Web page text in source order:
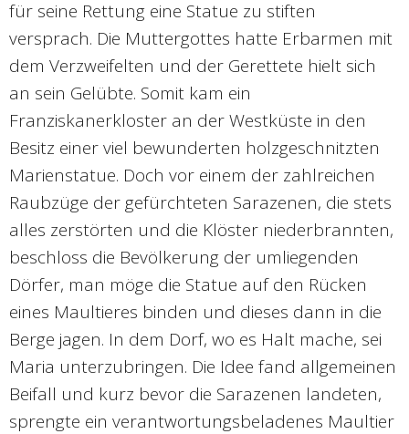
für seine Rettung eine Statue zu stiften
versprach. Die Muttergottes hatte Erbarmen mit
dem Verzweifelten und der Gerettete hielt sich
an sein Gelübte. Somit kam ein
Franziskanerkloster an der Westküste in den
Besitz einer viel bewunderten holzgeschnitzten
Marienstatue. Doch vor einem der zahlreichen
Raubzüge der gefürchteten Sarazenen, die stets
alles zerstörten und die Klöster niederbrannten,
beschloss die Bevölkerung der umliegenden
Dörfer, man möge die Statue auf den Rücken
eines Maultieres binden und dieses dann in die
Berge jagen. In dem Dorf, wo es Halt mache, sei
Maria unterzubringen. Die Idee fand allgemeinen
Beifall und kurz bevor die Sarazenen landeten,
sprengte ein verantwortungsbeladenes Maultier